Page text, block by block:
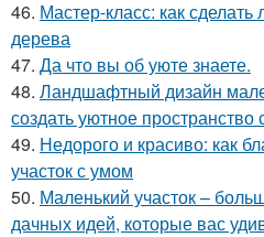
46. Мастер-класс: как
дерева
47. Да что вы об уюте знаете.
48. Ландшафтный дизайн
создать уютное
49. Недорого и красиво: как
участок с умом
50. Маленький участок –
дачных идей, которые вас